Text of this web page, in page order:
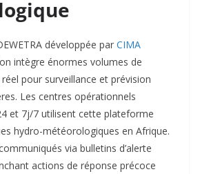
développée par CIMA
intègre énormes volumes de
pour surveillance et prévision
Les centres opérationnels
et 7j/7 utilisent cette plateforme
hydro-météorologiques en Afrique.
via bulletins d’alerte
actions de réponse précoce